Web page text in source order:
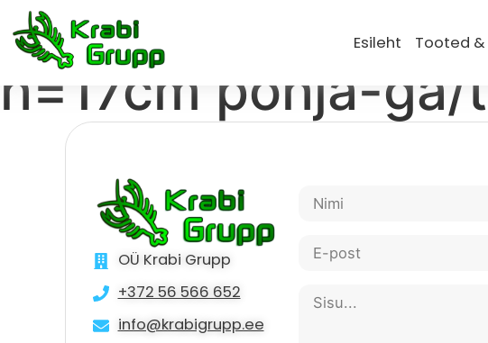
Esileht Tooted
Neljakandiline
h=17cm põhja-ga/
OÜ Krabi Grupp
+372 56 566 652
info@krabigrupp.ee